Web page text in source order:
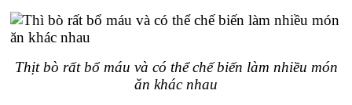
Thịt bò rất bổ máu và có thể chế biến làm nhiều món
ăn khác nhau